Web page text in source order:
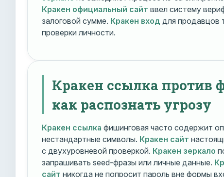
Кракен официальный сайт ввел систему
залоговой сумме. Кракен вход для продавцов
проверки личности.
Кракен ссылка против
как распознать угрозу
Кракен ссылка фишинговая часто содержит
нестандартные символы. Кракен сайт
с двухуровневой проверкой. Кракен зеркало
запрашивать seed-фразы или личные данные.
сайт никогда не попросит пароль вне формы